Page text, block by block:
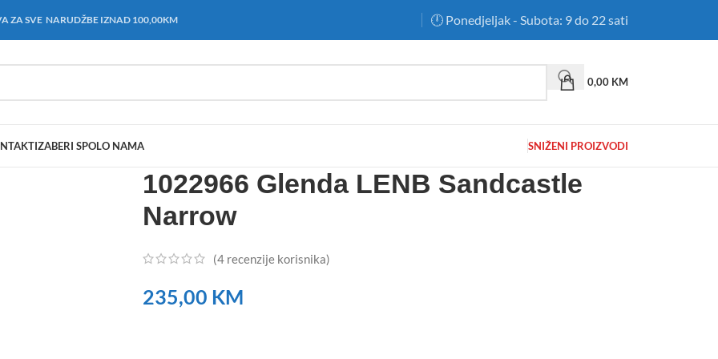
ZA SVE NARUDŽBE IZNAD 100,00KM 🕛 Ponedjeljak - Subota: 9 do 22 sati
0,00 KM
IZABERI SPOLO NAMA SNIŽENI PROIZVODI
1022966 Glenda LENB Sandcastle
Narrow
(4recenzije korisnika)
235,00 KM